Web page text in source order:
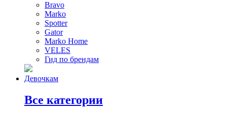
Bravo
Marko
Spotter
Gator
Marko Home
VELES
Гид по брендам
Девочкам
Все категории